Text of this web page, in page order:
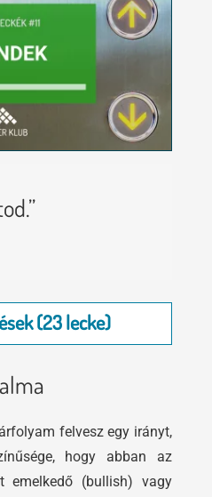
(23 lecke)
felvesz egy irányt,
hogy abban az
emelkedő (bullish) vagy